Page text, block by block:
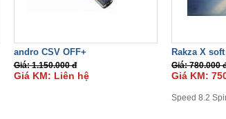
andro CSV OFF+
Giá: 1.150.000 đ
Giá KM: Liên hệ
Rakza X soft
Giá: 780.000
Giá KM:
Speed 8.2